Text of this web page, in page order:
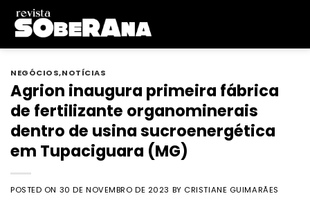
Skip
content
NEGÓCIOS,NOTÍCIAS
Agrion inaugura primeira fábrica
de fertilizante organominerais
dentro de usina sucroenergética
em Tupaciguara (MG)
POSTED ON 30 DE NOVEMBRO DE 2023 BY CRISTIANE GUIMARÃES